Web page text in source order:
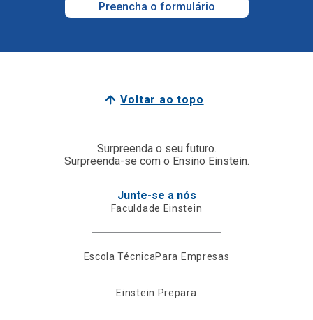
Preencha o formulário
Voltar ao topo
Surpreenda o seu futuro.
Surpreenda-se com o Ensino Einstein.
Junte-se a nós
Faculdade Einstein
Escola TécnicaPara Empresas
Einstein Prepara